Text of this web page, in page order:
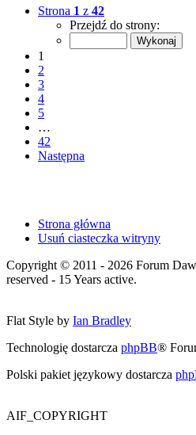
Strona 1 z 42
Przejdź do strony:
1
2
3
4
5
…
42
Następna
Strona główna
Usuń ciasteczka witryny
Copyright © 2011 - 2026 Forum
reserved - 15 Years active.
Flat Style by Ian Bradley
Technologię dostarcza phpBB®
Polski pakiet językowy dostarcza
AIF_COPYRIGHT